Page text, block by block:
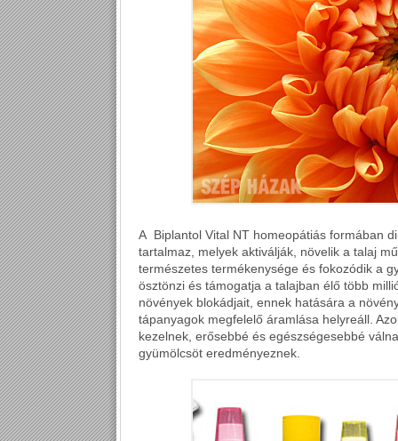
A Biplantol Vital NT homeopátiás formában
tartalmaz, melyek aktiválják, növelik a talaj
természetes termékenysége és fokozódik a
ösztönzi és támogatja a talajban élő több
növények blokádjait, ennek hatására a
tápanyagok megfelelő áramlása helyreáll.
kezelnek, erősebbé és egészségesebbé
gyümölcsöt eredményeznek.